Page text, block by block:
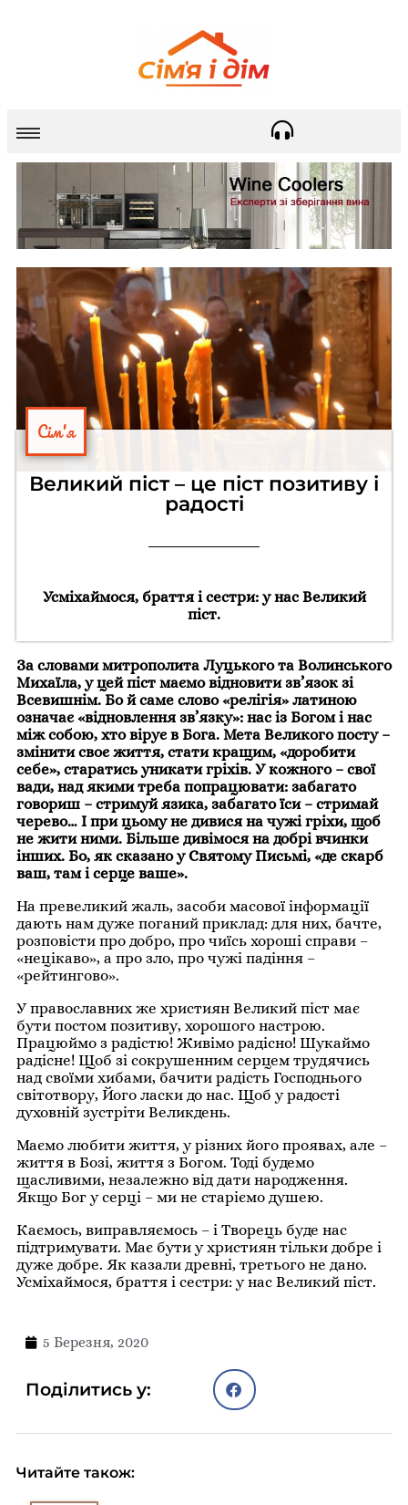
Сім'я
Великий піст – це піст позитиву і
радості
Усміхаймося, браття і сестри: у нас Великий
піст.
За словами митрополита Луцького та Волинського
Михаїла, у цей піст маємо відновити зв’язок зі
Всевишнім. Бо й саме слово «релігія» латиною
означає «відновлення зв’язку»: нас із Богом і нас
між собою, хто вірує в Бога. Мета Великого посту –
змінити своє життя, стати кращим, «доробити
себе», старатись уникати гріхів. У кожного – свої
вади, над якими треба попрацювати: забагато
говориш – стримуй язика, забагато їси – стримай
черево… І при цьому не дивися на чужі гріхи, щоб
не жити ними. Більше дивімося на добрі вчинки
інших. Бо, як сказано у Святому Письмі, «де скарб
ваш, там і серце ваше».
На превеликий жаль, засоби масової інформації
дають нам дуже поганий приклад: для них, бачте,
розповісти про добро, про чиїсь хороші справи –
«нецікаво», а про зло, про чужі падіння –
«рейтингово».
У православних же християн Великий піст має
бути постом позитиву, хорошого настрою.
Працюймо з радістю! Живімо радісно! Шукаймо
радісне! Щоб зі сокрушенним серцем трудячись
над своїми хибами, бачити радість Господнього
світотвору, Його ласки до нас. Щоб у радості
духовній зустріти Великдень.
Маємо любити життя, у різних його проявах, але –
життя в Бозі, життя з Богом. Тоді будемо
щасливими, незалежно від дати народження.
Якщо Бог у серці – ми не старіємо душею.
Каємось, виправляємось – і Творець буде нас
підтримувати. Має бути у християн тільки добре і
дуже добре. Як казали древні, третього не дано.
Усміхаймося, браття і сестри: у нас Великий піст.
5 Березня, 2020
Поділитись у:
Читайте також: